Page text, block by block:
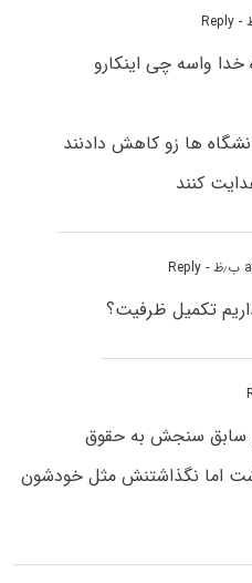
- Reply
خدا واسه چی اینکارو
ها زو کاهش دادنند
کنند
- Reply
تکمیل ظرفیت؟
سابق سنجش به حقوق
اما نگذاشتنش مثل خودشون